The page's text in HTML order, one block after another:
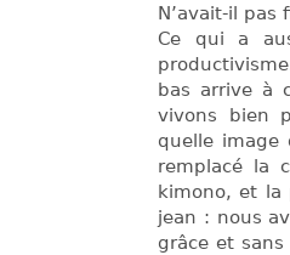
N’avait-il pas
Ce qui a
bas arrive à
vivons bien
quelle image
remplacé la
kimono, et la
jean : nous
grâce et